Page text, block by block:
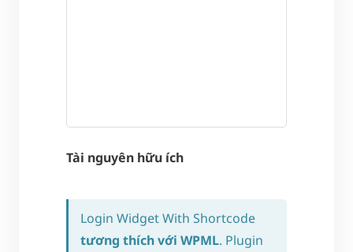
Tài nguyên hữu ích
Login Widget With Shortcode
tương thích với WPML. Plugin